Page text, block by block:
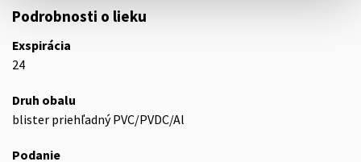
Podrobnosti o lieku
Exspirácia
24
Druh obalu
blister priehľadný PVC/PVDC/Al
Podanie